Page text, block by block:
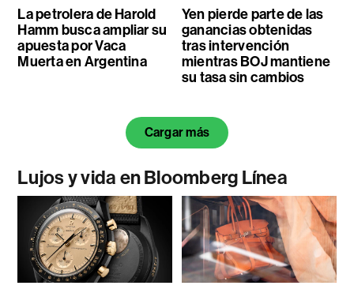
La petrolera de Harold
Hamm busca ampliar su
apuesta por Vaca
Muerta en Argentina
Yen pierde parte de las
ganancias obtenidas
tras intervención
mientras BOJ mantiene
su tasa sin cambios
Cargar más
Lujos y vida en Bloomberg Línea